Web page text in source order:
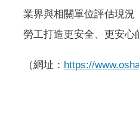
業界與相關單位評估現
勞工打造更安全、更安心
（網址： https://